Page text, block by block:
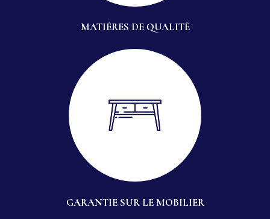
MATIÈRES DE QUALITÉ
GARANTIE SUR LE MOBILIER